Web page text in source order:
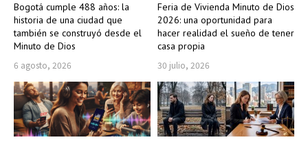
Bogotá cumple 488 años: la
historia de una ciudad que
también se construyó desde el
Minuto de Dios
6 agosto, 2026
Feria de Vivienda Minuto de Dios
2026: una oportunidad para
hacer realidad el sueño de tener
casa propia
30 julio, 2026